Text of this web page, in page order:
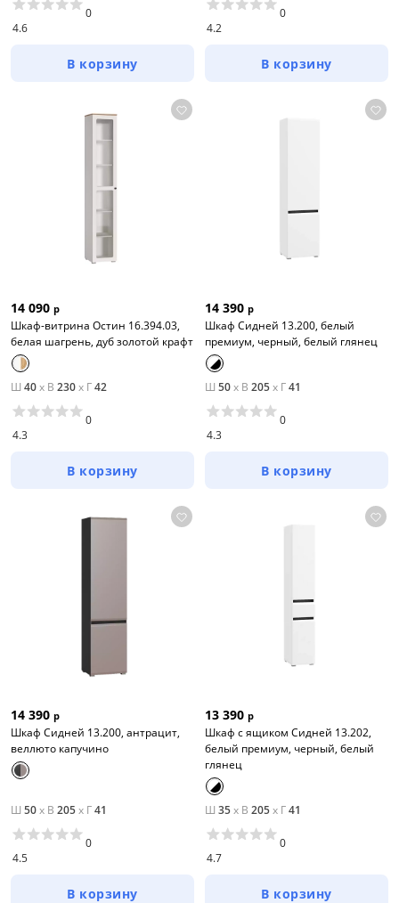
4.6
0
В корзину
4.2
0
В корзину
14 090 р
Шкаф-витрина Остин 16.394.03,
белая шагрень, дуб золотой крафт
Ш 40x В 230x Г42
4.3
0
В корзину
14 390 р
Шкаф Сидней 13.200, белый
премиум, черный, белый глянец
Ш 50x В 205x Г41
4.3
0
В корзину
14 390 р
Шкаф Сидней 13.200, антрацит,
веллюто капучино
Ш 50x В 205x Г41
4.5
0
В корзину
13 390 р
Шкаф с ящиком Сидней 13.202,
белый премиум, черный, белый
глянец
Ш 35x В 205x Г41
4.7
0
В корзину